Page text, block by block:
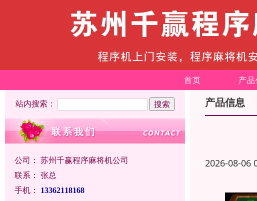
首页 产
站内搜索：
公司： 苏州千赢程序麻将机公司
联系： 张总
手机：
13362118168
产品信息
2026-08-06